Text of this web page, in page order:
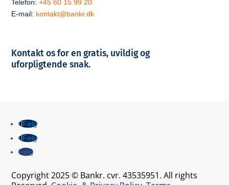
Telefon:+45 60 15 99 20
E-mail: kontakt@bankr.dk
Kontakt os for en gratis, uvildig og
uforpligtende snak.
Copyright 2025 © Bankr. cvr. 43535951. All rights
Følg
Følg
Følg